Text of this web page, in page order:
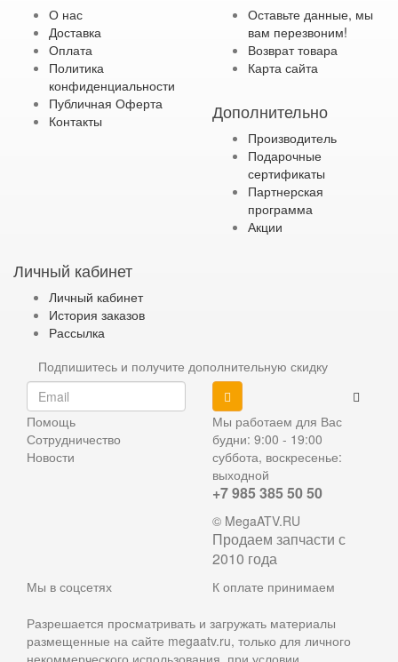
О нас
Доставка
Оплата
Политика
конфиденциальности
Публичная Оферта
Контакты
Оставьте данные, мы
вам перезвоним!
Возврат товара
Карта сайта
Дополнительно
Производитель
Подарочные
сертификаты
Партнерская
программа
Акции
Личный кабинет
Личный кабинет
История заказов
Рассылка
Подпишитесь и получите дополнительную скидку
Помощь
Сотрудничество
Новости
Мы работаем для Вас
будни: 9:00 - 19:00
суббота, воскресенье:
выходной
+7 985 385 50 50
© MegaATV.RU
Продаем запчасти с
2010 года
Мы в соцсетях К оплате принимаем
Разрешается просматривать и загружать материалы
размещенные на сайте megaatv.ru, только для личного
некоммерческого использования, при условии